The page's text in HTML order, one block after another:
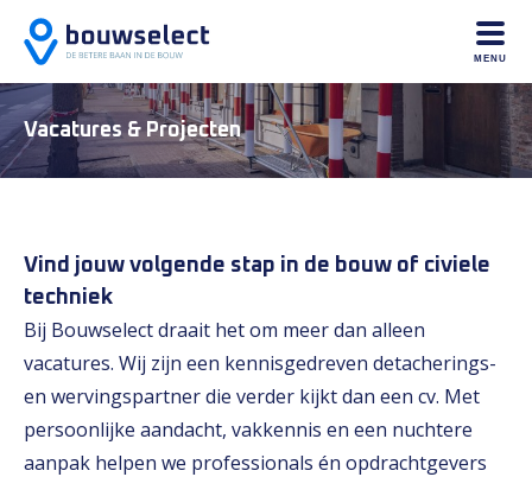
MENU
Vacatures & Projecten
Vind jouw volgende stap in de bouw of civiele
techniek
Bij Bouwselect draait het om meer dan alleen
vacatures. Wij zijn een kennisgedreven detacherings-
en wervingspartner die verder kijkt dan een cv. Met
persoonlijke aandacht, vakkennis en een nuchtere
aanpak helpen we professionals én opdrachtgevers